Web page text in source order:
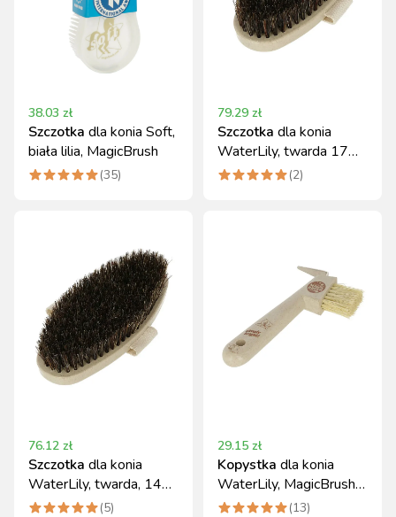
38.03 zł
Szczotka dla konia Soft,
biała lilia, MagicBrush
(35)
79.29 zł
Szczotka dla konia
WaterLily, twarda 17
cm, MagicBrush
(2)
76.12 zł
Szczotka dla konia
WaterLily, twarda, 14
cm, MagicBrush
(5)
29.15 zł
Kopystka dla konia
WaterLily, MagicBrush -
ekologiczny plastik
(13)